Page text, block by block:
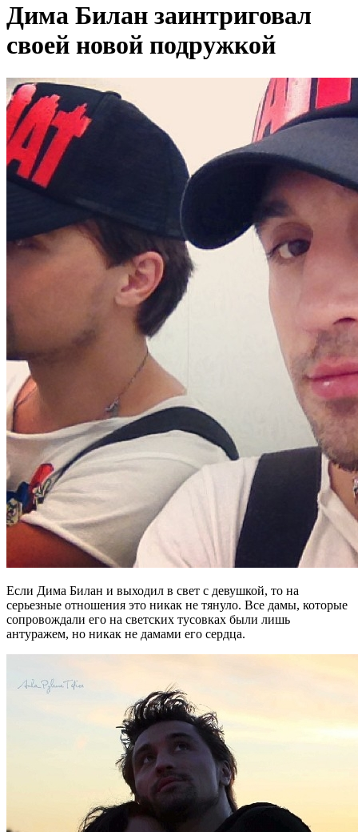
Дима Билан заинтриговал
своей новой подружкой
Если Дима Билан и выходил в свет с девушкой, то на
серьезные отношения это никак не тянуло. Все дамы, которые
сопровождали его на светских тусовках были лишь
антуражем, но никак не дамами его сердца.